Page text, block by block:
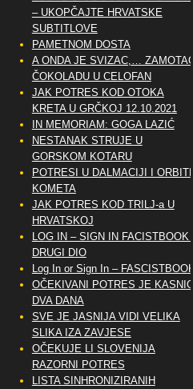
– UKOPČAJTE HRVATSKE
SUBTITLOVE
PAMETNOM DOSTA
A ONDA JE SVIZAC,… ZAMOTAO
ČOKOLADU U CELOFAN
JAK POTRES KOD OTOKA
KRETA U GRČKOJ 12.10.2021
IN MEMORIAM: GOGA LAZIĆ
NESTANAK STRUJE U
GORSKOM KOTARU
POTRESI U DALMACIJI I ORBITE
KOMETA
JAK POTRES KOD TRILJ-a U
HRVATSKOJ
LOG IN – SIGN IN FACISTBOOK –
DRUGI DIO
Log In or Sign In – FASCISTBOOK
OČEKIVANI POTRES JE KASNIO
DVA DANA
SVE JE JASNIJA VIDI VELIKA
SLIKA IZA ZAVJESE
OČEKUJE LI SLOVENIJA
RAZORNI POTRES
LISTA SINHRONIZIRANIH